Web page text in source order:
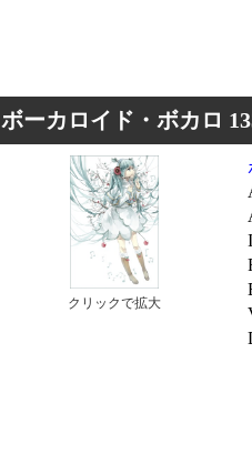
ボーカロイド・ボカロ
クリックで拡大